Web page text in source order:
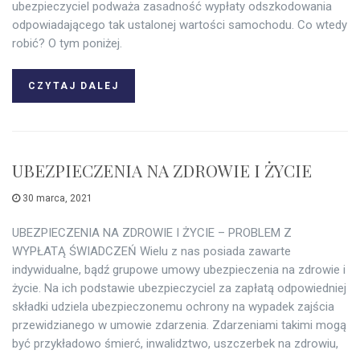
ubezpieczyciel podważa zasadność wypłaty odszkodowania
odpowiadającego tak ustalonej wartości samochodu. Co wtedy
robić? O tym poniżej.
CZYTAJ DALEJ
UBEZPIECZENIA NA ZDROWIE I ŻYCIE
30 marca, 2021
UBEZPIECZENIA NA ZDROWIE I ŻYCIE – PROBLEM Z
WYPŁATĄ ŚWIADCZEŃ Wielu z nas posiada zawarte
indywidualne, bądź grupowe umowy ubezpieczenia na zdrowie i
życie. Na ich podstawie ubezpieczyciel za zapłatą odpowiedniej
składki udziela ubezpieczonemu ochrony na wypadek zajścia
przewidzianego w umowie zdarzenia. Zdarzeniami takimi mogą
być przykładowo śmierć, inwalidztwo, uszczerbek na zdrowiu,